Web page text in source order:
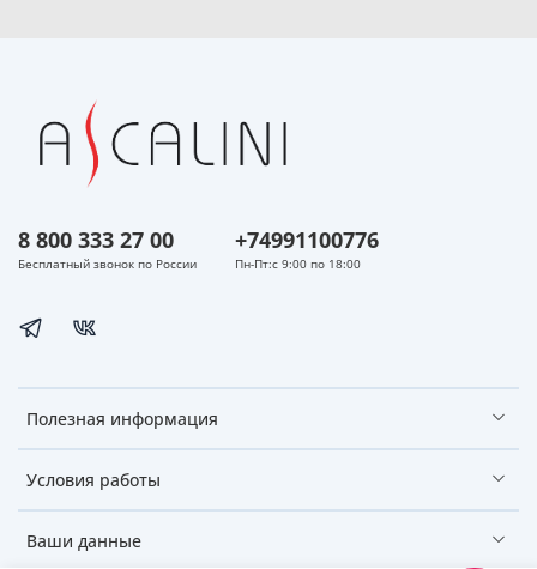
Полезная информация
Условия работы
Ваши данные
8 800 333 27 00
Бесплатный звонок по России
+74991100776
Пн-Пт:с 9:00 по 18:00